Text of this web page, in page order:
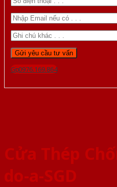
Gọi 0976.169.864
Cửa Thép
do-a-SGD